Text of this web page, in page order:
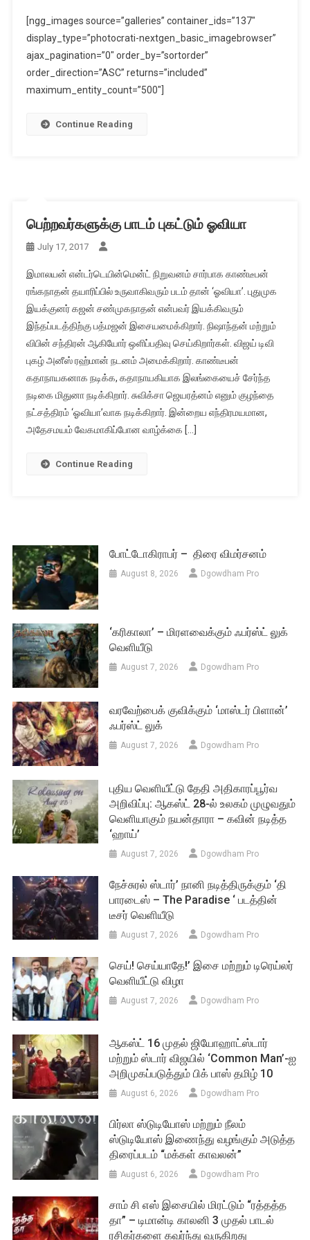
[ngg_images source=”galleries” container_ids=”137″
display_type=”photocrati-nextgen_basic_imagebrowser”
ajax_pagination=”0″ order_by=”sortorder”
order_direction=”ASC” returns=”included”
maximum_entity_count=”500″]
Continue Reading
பெற்றவர்களுக்கு பாடம் புகட்டும் ஓவியா
July 17, 2017
இமாலயன் என்டர்டெயின்மென்ட் நிறுவனம் சார்பாக காண்டீபன்
ரங்கநாதன் தயாரிப்பில் உருவாகிவரும் படம் தான் ‘ஓவியா’. புதுமுக
இயக்குனர் கஜன் சண்முகநாதன் என்பவர் இயக்கிவரும்
இந்தப்படத்திற்கு பத்மஜன் இசையமைக்கிறார். நிஷாந்தன் மற்றும்
விபின் சந்திரன் ஆகியோர் ஒளிப்பதிவு செய்கிறார்கள். விஜய் டிவி
புகழ் அனீஸ் ரஹ்மான் நடனம் அமைக்கிறார். காண்டீபன்
கதாநாயகனாக நடிக்க, கதாநாயகியாக இலங்கையைச் சேர்ந்த
நடிகை மிதுனா நடிக்கிறார். சுவிக்சா ஜெயரத்னம் எனும் குழந்தை
நட்சத்திரம் ‘ஓவியா’வாக நடிக்கிறார். இன்றைய எந்திரமயமான,
அதேசமயம் வேகமாகிப்போன வாழ்க்கை […]
Continue Reading
போட்டோகிராபர் – திரை விமர்சனம்
August 8, 2026 Dgowdham Pro
‘கரிகாலா’ – மிரளவைக்கும் ஃபர்ஸ்ட் லுக்
வெளியீடு
August 7, 2026 Dgowdham Pro
வரவேற்பைக் குவிக்கும் ‘மாஸ்டர் பிளான்’
ஃபர்ஸ்ட் லுக்
August 7, 2026 Dgowdham Pro
புதிய வெளியீட்டு தேதி அதிகாரப்பூர்வ
அறிவிப்பு: ஆகஸ்ட் 28-ல் உலகம் முழுவதும்
வெளியாகும் நயன்தாரா – கவின் நடித்த
‘ஹாய்’
August 7, 2026 Dgowdham Pro
நேச்சுரல் ஸ்டார்’ நானி நடித்திருக்கும் ‘தி
பாரடைஸ் – The Paradise ‘ படத்தின்
டீசர் வெளியீடு
August 7, 2026 Dgowdham Pro
செய்! செய்யாதே!’ இசை மற்றும் டிரெய்லர்
வெளியீட்டு விழா
August 7, 2026 Dgowdham Pro
ஆகஸ்ட் 16 முதல் ஜியோஹாட்ஸ்டார்
மற்றும் ஸ்டார் விஜயில் ‘Common Man’-ஐ
அறிமுகப்படுத்தும் பிக் பாஸ் தமிழ் 10
August 6, 2026 Dgowdham Pro
பிர்லா ஸ்டுடியோஸ் மற்றும் நீலம்
ஸ்டுடியோஸ் இணைந்து வழங்கும் அடுத்த
திரைப்படம் “மக்கள் காவலன்”
August 6, 2026 Dgowdham Pro
சாம் சி எஸ் இசையில் மிரட்டும் “ரத்தத்த
தா” – டிமான்டி காலனி 3 முதல் பாடல்
ரசிகர்களை கவர்ந்து வருகிறது